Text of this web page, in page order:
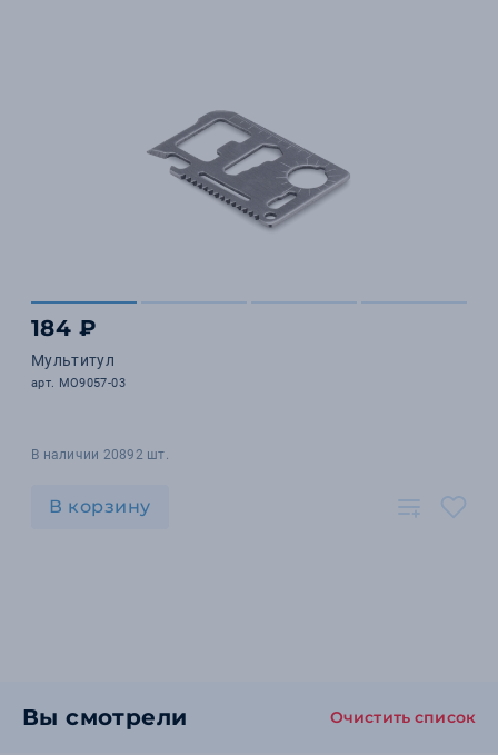
184 ₽
Мультитул
арт. MO9057-03
В наличии 20892 шт.
В корзину
Вы смотрели Очистить список